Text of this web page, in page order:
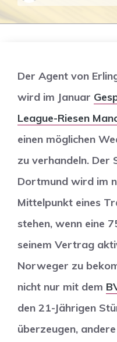
Der Agent von
wird im Januar
League-Riesen
einen möglichen
zu verhandeln. Der
Dortmund wird im
Mittelpunkt eines
stehen, wenn eine
seinem Vertrag
Norweger zu
nicht nur mit dem
den 21-Jährigen
überzeugen,